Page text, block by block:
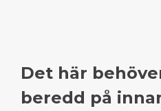
Det här
beredd på